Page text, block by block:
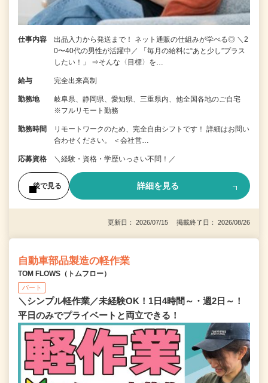
仕事内容
出品入力から発送まで！ ネット通販の仕組みが学べる◎ ＼2
0〜40代の男性が活躍中／ 「毎月の給料に“あと少し”プラス
したい！」 ⇒そんな〈目標〉を…
給与 完全出来高制
勤務地
岐阜県、静岡県、愛知県、三重県内、他全国各地のご自宅
※フルリモート勤務
勤務時間
リモートワークのため、完全自由シフトです！ 詳細はお問い
合わせください。 ＜会社営…
応募資格 ＼経験・資格・学歴いっさい不問！／
後で見る 詳細を見る
更新日： 2026/07/15 掲載終了日： 2026/08/26
自動車部品製造の軽作業
TOM FLOWS（トムフロー）
パート
＼シンプル軽作業／未経験OK！1日4時間～・週2日～！
平日のみでプライベートと両立できる！